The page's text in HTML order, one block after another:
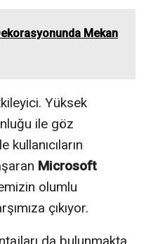
Mekan
Yüksek
ile göz
kullanıcıların
Microsoft
olumlu
çıkıyor.